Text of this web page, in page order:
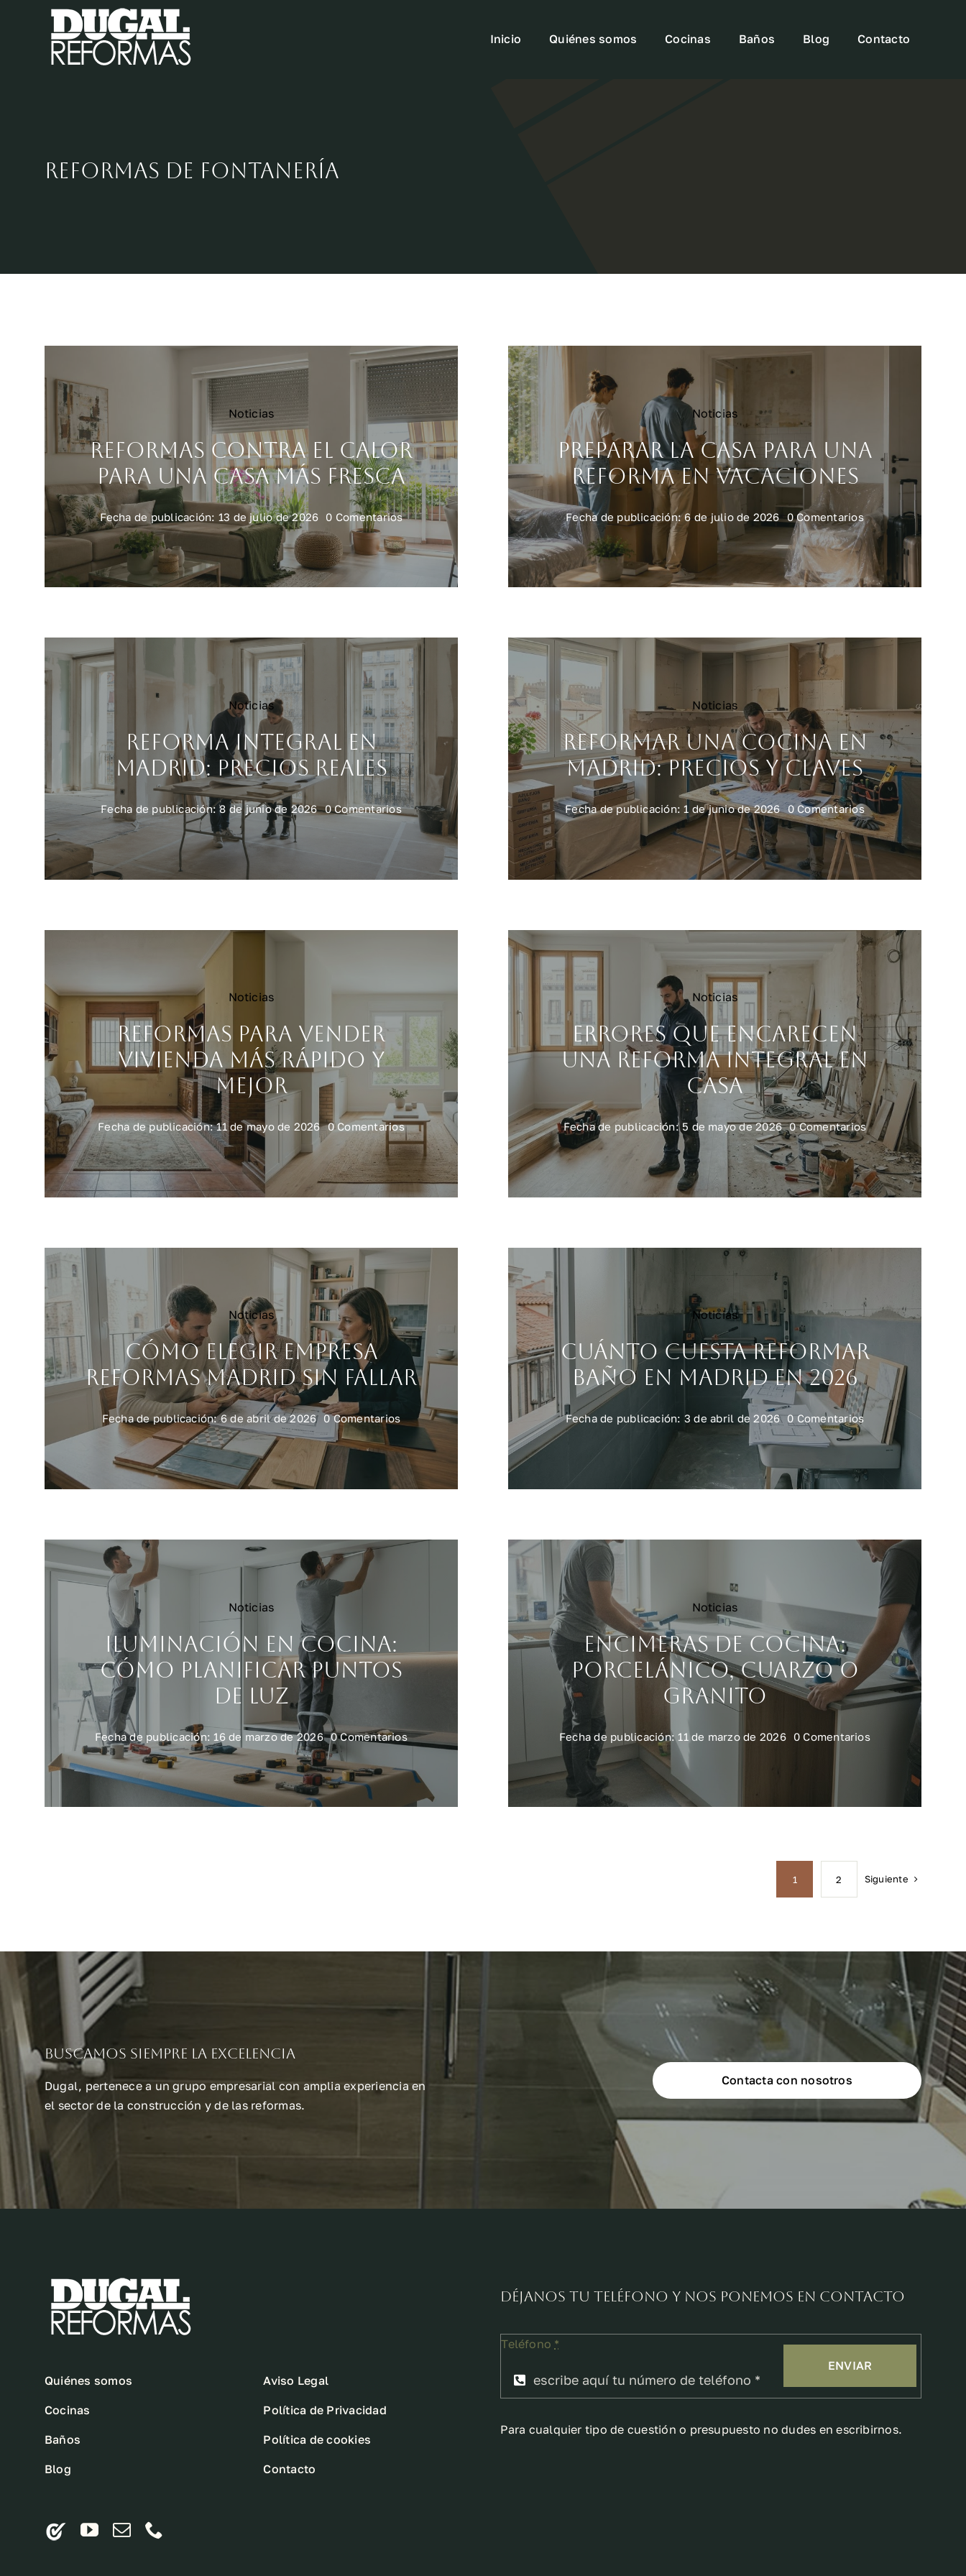
contenido
Inicio Quiénes somos Cocinas Baños Blog Contacto
reformas de fontanería
Noticias
Reformas contra el calor
para una casa más fresca
Fecha de publicación: 13 de julio de 2026 0 Comentarioson
Reformas
contra
el
Noticias
Preparar la casa para una
reforma en vacaciones
Fecha de publicación: 6 de julio de 2026 0 Comentarioson
Preparar
la
casa
para
una
Noticias
Reforma integral en
Madrid: precios reales
Fecha de publicación: 8 de junio de 2026 0 Comentarioson
Reforma
integral
precios
Noticias
Reformar una cocina en
Madrid: precios y claves
Fecha de publicación: 1 de junio de 2026 0 Comentarioson
Reformar
una
cocina
en
Madrid:
Noticias
Reformas para vender
vivienda más rápido y
mejor
Fecha de publicación: 11 de mayo de 2026 0 Comentarioson
Reformas
para
vender
vivienda
Noticias
Errores que encarecen
una reforma integral en
casa
Fecha de publicación: 5 de mayo de 2026 0 Comentarioson
Errores
que
encarecen
una
reforma
Noticias
Cómo elegir empresa
reformas Madrid sin fallar
Fecha de publicación: 6 de abril de 2026 0 Comentarioson
Cómo
elegir
empresa
reformas
Noticias
Cuánto cuesta reformar
baño en Madrid en 2026
Fecha de publicación: 3 de abril de 2026 0 Comentarioson
Cuánto
cuesta
reformar
baño
en
Noticias
Iluminación en cocina:
cómo planificar puntos
de luz
Fecha de publicación: 16 de marzo de 2026 0 Comentarioson
Iluminación
cocina:
cómo
planificar
Noticias
Encimeras de cocina:
porcelánico, cuarzo o
granito
Fecha de publicación: 11 de marzo de 2026 0 Comentarioson
Encimeras
porcelánico,
1 2 Siguiente
Buscamos siempre la excelencia
Dugal, pertenece a un grupo empresarial con amplia experiencia en
el sector de la construcción y de las reformas.
Contacta con nosotros
Quiénes somos
Cocinas
Baños
Blog
Aviso Legal
Política de Privacidad
Política de cookies
Contacto
Déjanos tu teléfono y nos ponemos en contacto
Teléfono *
ENVIAR
Para cualquier tipo de cuestión o presupuesto no dudes en escribirnos.